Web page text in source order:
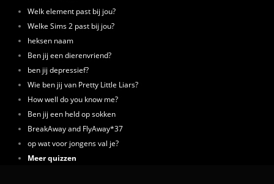
Welk element past bij jou?
Welke Sims 2 past bij jou?
heksen naam
Ben jij een dierenvriend?
ben jij depressief?
Wie ben jij van Pretty Little Liars?
How well do you know me?
Ben jij een held op sokken
BreakAway and FlyAway*37
op wat voor jongens val je?
Meer quizzen